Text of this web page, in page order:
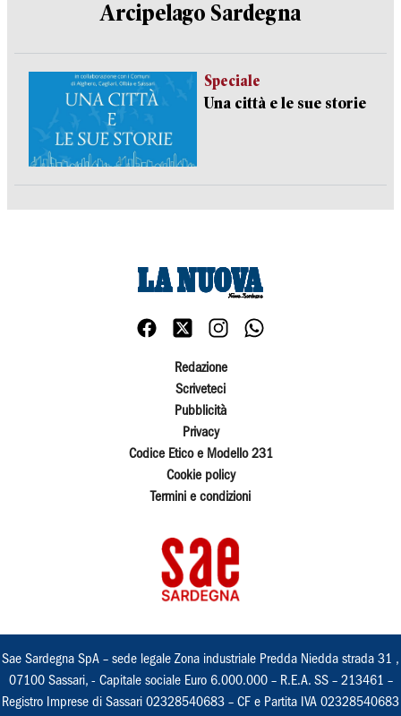
Arcipelago Sardegna
Speciale
Una città e le sue storie
Redazione
Scriveteci
Pubblicità
Privacy
Codice Etico e Modello 231
Cookie policy
Termini e condizioni
Sae Sardegna SpA – sede legale Zona industriale Predda Niedda strada 31 ,
07100 Sassari, - Capitale sociale Euro 6.000.000 – R.E.A. SS – 213461 –
Registro Imprese di Sassari 02328540683 – CF e Partita IVA 02328540683